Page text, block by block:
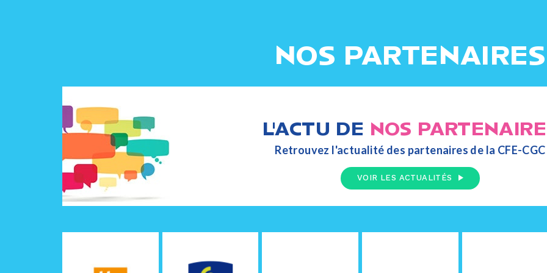
NOS PARTENAIRES
L'ACTU DE NOS
Retrouvez l'actualité des partenaires de la CFE-CGC
VOIR LES ACTUALITÉS